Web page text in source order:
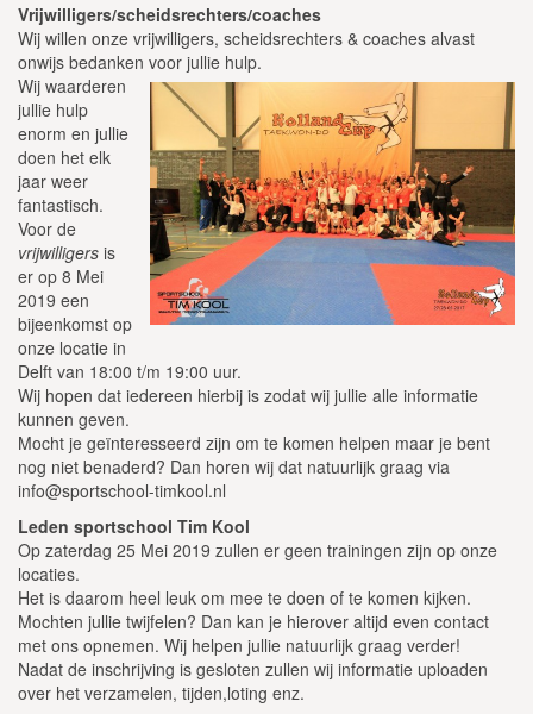
Vrijwilligers/scheidsrechters/coaches
Wij willen onze vrijwilligers, scheidsrechters & coaches alvast
onwijs bedanken voor jullie hulp.
Wij waarderen
jullie hulp
enorm en jullie
doen het elk
jaar weer
fantastisch.
Voor de
vrijwilligers is
er op 8 Mei
2019 een
bijeenkomst op
onze locatie in
Delft van 18:00 t/m 19:00 uur.
Wij hopen dat iedereen hierbij is zodat wij jullie alle informatie
kunnen geven.
Mocht je geïnteresseerd zijn om te komen helpen maar je bent
nog niet benaderd? Dan horen wij dat natuurlijk graag via
info@sportschool-timkool.nl
Leden sportschool Tim Kool
Op zaterdag 25 Mei 2019 zullen er geen trainingen zijn op onze
locaties.
Het is daarom heel leuk om mee te doen of te komen kijken.
Mochten jullie twijfelen? Dan kan je hierover altijd even contact
met ons opnemen. Wij helpen jullie natuurlijk graag verder!
Nadat de inschrijving is gesloten zullen wij informatie uploaden
over het verzamelen, tijden,loting enz.